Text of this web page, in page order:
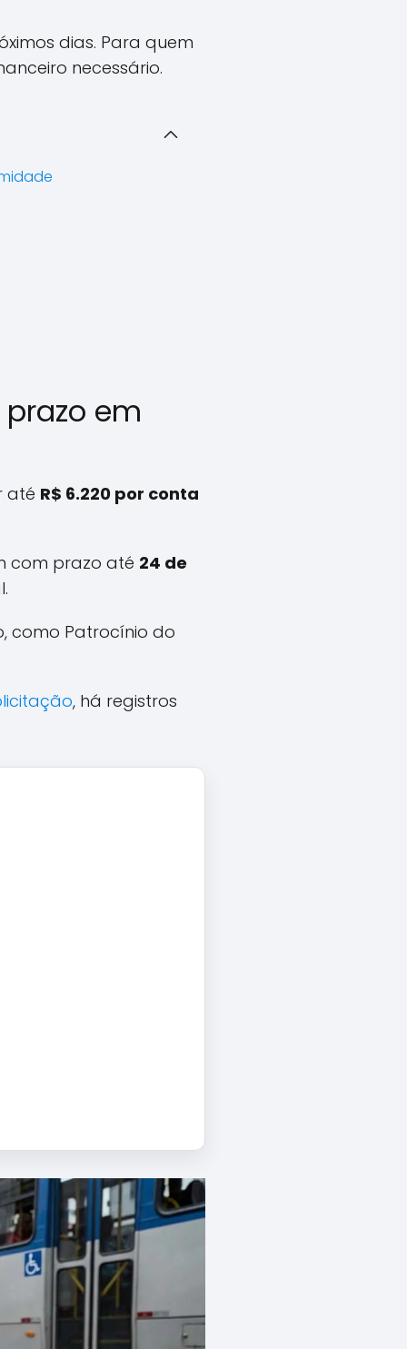
dias. Para quem
necessário.
em
até R$ 6.220 por conta
com prazo até 24 de
como Patrocínio do
, há registros